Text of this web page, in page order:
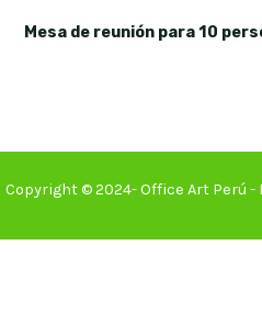
Mesa de reunión para 10
Copyright © 2024- Office Art Perú